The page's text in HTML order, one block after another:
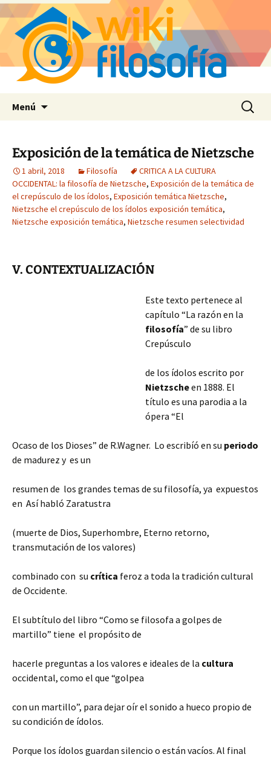
Menú Buscar:
Exposición de la temática de Nietzsche
1 abril, 2018 Filosofía
CRITICA A LA CULTURA
OCCIDENTAL: la filosofía de Nietzsche, Exposición de la temática de
el crepúsculo de los ídolos, Exposición temática Nietzsche,
Nietzsche el crepúsculo de los ídolos exposición temática,
Nietzsche exposición temática, Nietzsche resumen selectividad
V. CONTEXTUALIZACIÓN
Este texto pertenece al
capítulo “La razón en la
filosofía” de su libro
Crepúsculo
de los ídolos escrito por
Nietzscheen 1888. El
título es una parodia a la
ópera “El
Ocaso de los Dioses” de R.Wagner. Lo escribíó en su periodo
de madurez y es un
resumen de los grandes temas de su filosofía, ya expuestos
en Así habló Zaratustra
(muerte de Dios, Superhombre, Eterno retorno,
transmutación de los valores)
combinado con su crítica feroz a toda la tradición cultural
de Occidente.
El subtítulo del libro “Como se filosofa a golpes de
martillo” tiene el propósito de
hacerle preguntas a los valores e ideales de la cultura
occidental, como el que “golpea
con un martillo”, para dejar oír el sonido a hueco propio de
su condición de ídolos.
Porque los ídolos guardan silencio o están vacíos. Al final